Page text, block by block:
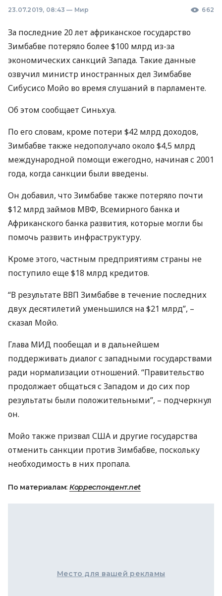
23.07.2019, 08:43 — Мир 662
За последние 20 лет африканское государство
Зимбабве потеряло более $100 млрд из-за
экономических санкций Запада. Такие данные
озвучил министр иностранных дел Зимбабве
Сибусисо Мойо во время слушаний в парламенте.
Об этом сообщает Синьхуа.
По его словам, кроме потери $42 млрд доходов,
Зимбабве также недополучало около $4,5 млрд
международной помощи ежегодно, начиная с 2001
года, когда санкции были введены.
Он добавил, что Зимбабве также потеряло почти
$12 млрд займов МВФ, Всемирного банка и
Африканского банка развития, которые могли бы
помочь развить инфраструктуру.
Кроме этого, частным предприятиям страны не
поступило еще $18 млрд кредитов.
“В результате ВВП Зимбабве в течение последних
двух десятилетий уменьшился на $21 млрд”, –
сказал Мойо.
Глава МИД пообещал и в дальнейшем
поддерживать диалог с западными государствами
ради нормализации отношений. “Правительство
продолжает общаться с Западом и до сих пор
результаты были положительными”, – подчеркнул
он.
Мойо также призвал США и другие государства
отменить санкции против Зимбабве, поскольку
необходимость в них пропала.
По материалам: Корреспондент.net
Место для вашей рекламы